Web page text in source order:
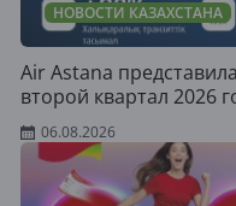
НОВОСТИ КАЗАХСТАНА
Air Astana
второй квартал 2026
06.08.2026